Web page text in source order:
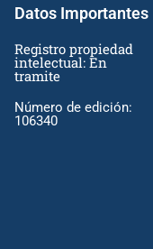
Datos Importantes
Registro propiedad
intelectual: En
tramite
Número de edición:
106340